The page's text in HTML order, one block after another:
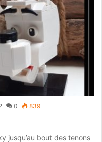
0 839
jusqu’au bout des tenons